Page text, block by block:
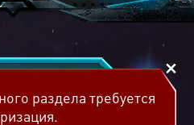
раздела требуется